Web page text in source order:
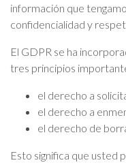
información que
confidencialidad y
El GDPR se ha
tres principios
el derecho a
el derecho a
el derecho de
Esto significa que usted